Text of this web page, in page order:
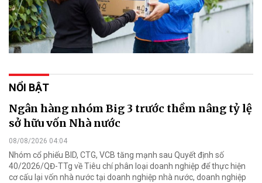
NỔI BẬT
Ngân hàng nhóm Big 3 trước thềm nâng tỷ lệ
sở hữu vốn Nhà nước
08/08/2026 04:04
Nhóm cổ phiếu BID, CTG, VCB tăng mạnh sau Quyết định số
40/2026/QĐ-TTg về Tiêu chí phân loại doanh nghiệp để thực hiện
cơ cấu lại vốn nhà nước tại doanh nghiệp nhà nước, doanh nghiệp